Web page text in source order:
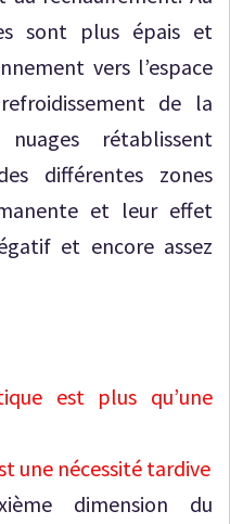
sont plus épais et
vers l’espace
de la
rétablissent
différentes zones
et leur effet
et encore assez
est plus qu’une
une nécessité tardive
dimension du